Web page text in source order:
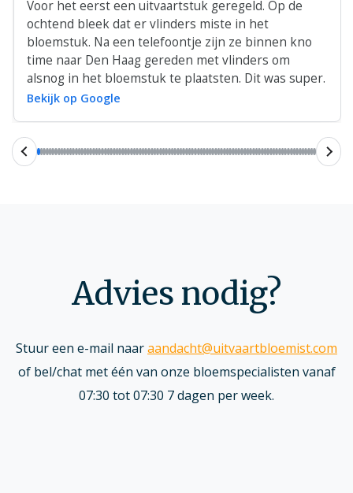
Voor het eerst een uitvaartstuk geregeld. Op de
ochtend bleek dat er vlinders miste in het
bloemstuk. Na een telefoontje zijn ze binnen kno
time naar Den Haag gereden met vlinders om
alsnog in het bloemstuk te plaatsten. Dit was super.
Bekijk op Google
Advies nodig?
Stuur een e-mail naaraandacht@uitvaartbloemist.com
of bel/chat met één van onze bloemspecialisten vanaf
07:30 tot 07:30 7 dagen per week.